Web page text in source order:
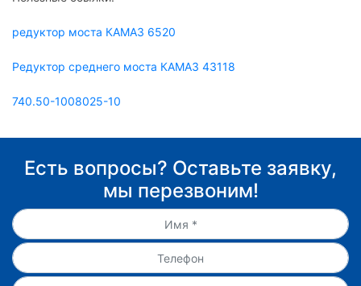
редуктор моста КАМАЗ 6520
Редуктор среднего моста КАМАЗ 43118
740.50-1008025-10
Есть вопросы? Оставьте заявку,
мы перезвоним!